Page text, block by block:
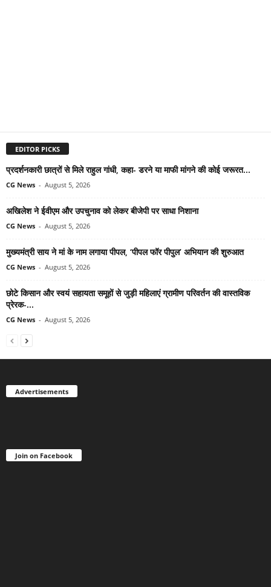
EDITOR PICKS
प्रदर्शनकारी छात्रों से मिले राहुल गांधी, कहा- डरने या माफी मांगने की कोई जरूरत...
CG News - August 5, 2026
अखिलेश ने ईवीएम और उपचुनाव को लेकर बीजेपी पर साधा निशाना
CG News - August 5, 2026
मुख्यमंत्री साय ने मां के नाम लगाया पीपल, ‘पीपल फॉर पीपुल’ अभियान की शुरुआत
CG News - August 5, 2026
छोटे किसान और स्वयं सहायता समूहों से जुड़ी महिलाएं ग्रामीण परिवर्तन की वास्तविक
प्रेरक-...
CG News - August 5, 2026
Advertisements
Join on Facebook